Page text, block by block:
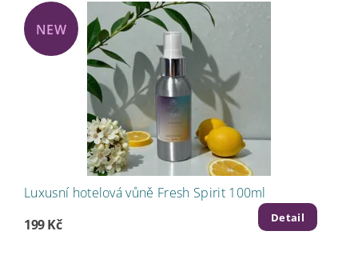
NEW
Luxusní hotelová vůně Fresh Spirit 100ml
199 Kč
Detail